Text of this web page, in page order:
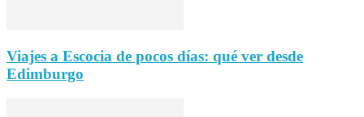
Viajes a Escocia de pocos días: qué ver desde
Edimburgo